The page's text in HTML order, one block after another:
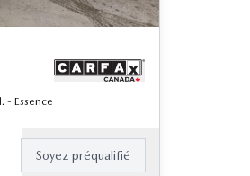
- Essence
Soyez préqualifié